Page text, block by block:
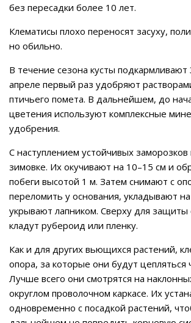
без пересадки более 10 лет.
Клематисы плохо переносят засуху,
но обильно.
В течение сезона кусты подкармливают
апреле первый раз удобряют
птичьего помета. В дальнейшем, до
цветения используют комплексные
удобрения.
С наступлением устойчивых заморозков
зимовке. Их окучивают на 10–15 см и
побеги высотой 1 м. Затем снимают с
переломить у основания, укладывают
укрывают лапником. Сверху для защиты
кладут рубероид или пленку.
Как и для других вьющихся растений,
опора, за которые они будут цепляться
Лучше всего они смотрятся на
округлом проволочном каркасе. Их
одновременно с посадкой растений,